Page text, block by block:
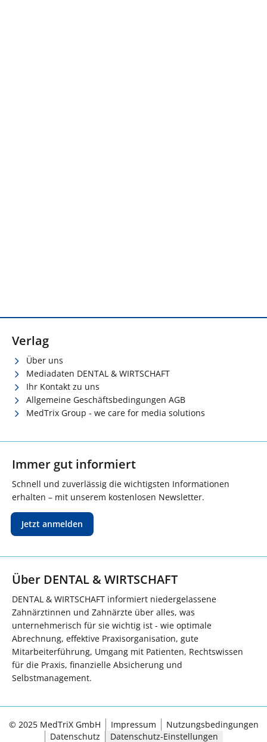
Verlag
Über uns
Mediadaten DENTAL & WIRTSCHAFT
Ihr Kontakt zu uns
Allgemeine Geschäftsbedingungen AGB
MedTrix Group - we care for media solutions
Immer gut informiert
Schnell und zuverlässig die wichtigsten Informationen
erhalten – mit unserem kostenlosen Newsletter.
Jetzt anmelden
Über DENTAL & WIRTSCHAFT
DENTAL & WIRTSCHAFT informiert niedergelassene
Zahnärztinnen und Zahnärzte über alles, was
unternehmerisch für sie wichtig ist - wie optimale
Abrechnung, effektive Praxisorganisation, gute
Mitarbeiterführung, Umgang mit Patienten, Rechtswissen
für die Praxis, finanzielle Absicherung und
Selbstmanagement.
© 2025 MedTriX GmbH Impressum
Nutzungsbedingungen
Datenschutz
Datenschutz-Einstellungen